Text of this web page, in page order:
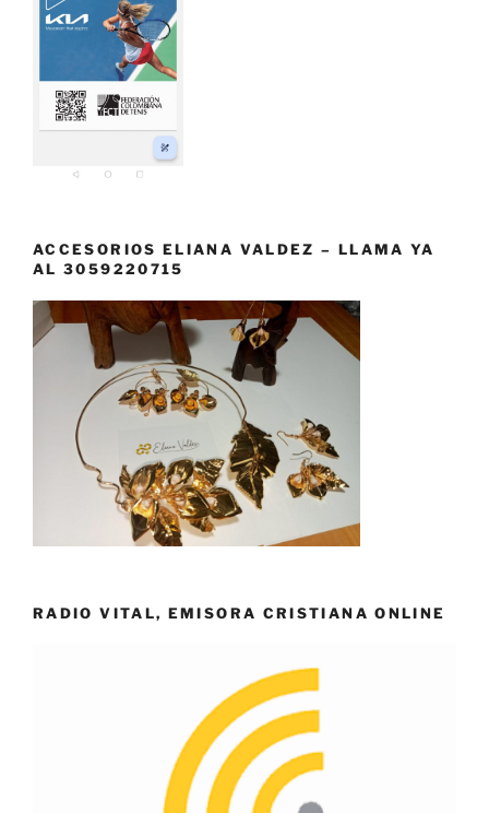
ACCESORIOS ELIANA VALDEZ – LLAMA YA
AL 3059220715
RADIO VITAL, EMISORA CRISTIANA ONLINE